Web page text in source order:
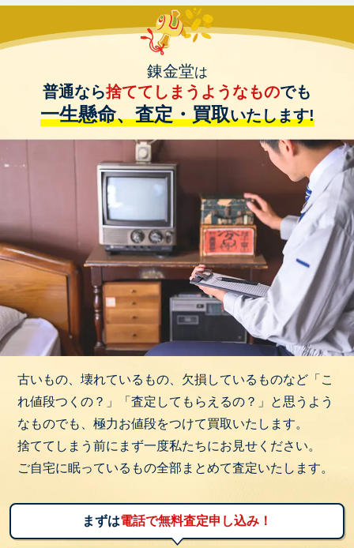
錬金堂は
普通なら捨ててしまうようなものでも
一生懸命、査定・買取いたします!
古いもの、壊れているもの、欠損しているものなど「こ
れ値段つくの？」「査定してもらえるの？」と思うよう
なものでも、極力お値段をつけて買取いたします。
捨ててしまう前にまず一度私たちにお見せください。
ご自宅に眠っているもの全部まとめて査定いたします。
まずは電話で無料査定申し込み！